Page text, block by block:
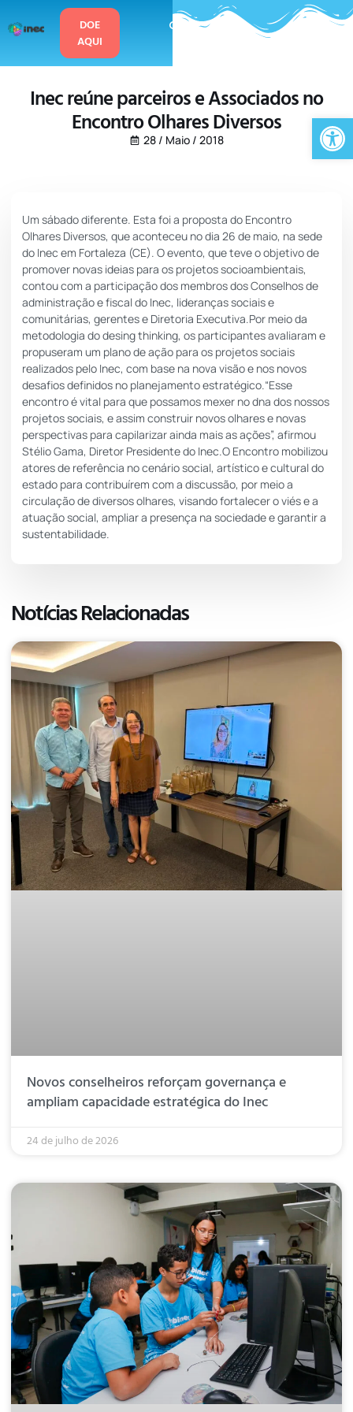
DOE
AQUI
Inec reúne parceiros e Associados no
Encontro Olhares Diversos
28 / Maio / 2018
Um sábado diferente. Esta foi a proposta do Encontro
Olhares Diversos, que aconteceu no dia 26 de maio, na sede
do Inec em Fortaleza (CE). O evento, que teve o objetivo de
promover novas ideias para os projetos socioambientais,
contou com a participação dos membros dos Conselhos de
administração e fiscal do Inec, lideranças sociais e
comunitárias, gerentes e Diretoria Executiva.Por meio da
metodologia do desing thinking, os participantes avaliaram e
propuseram um plano de ação para os projetos sociais
realizados pelo Inec, com base na nova visão e nos novos
desafios definidos no planejamento estratégico.“Esse
encontro é vital para que possamos mexer no dna dos nossos
projetos sociais, e assim construir novos olhares e novas
perspectivas para capilarizar ainda mais as ações”, afirmou
Stélio Gama, Diretor Presidente do Inec.O Encontro mobilizou
atores de referência no cenário social, artístico e cultural do
estado para contribuírem com a discussão, por meio a
circulação de diversos olhares, visando fortalecer o viés e a
atuação social, ampliar a presença na sociedade e garantir a
sustentabilidade.
Notícias Relacionadas
Novos conselheiros reforçam governança e
ampliam capacidade estratégica do Inec
24 de julho de 2026